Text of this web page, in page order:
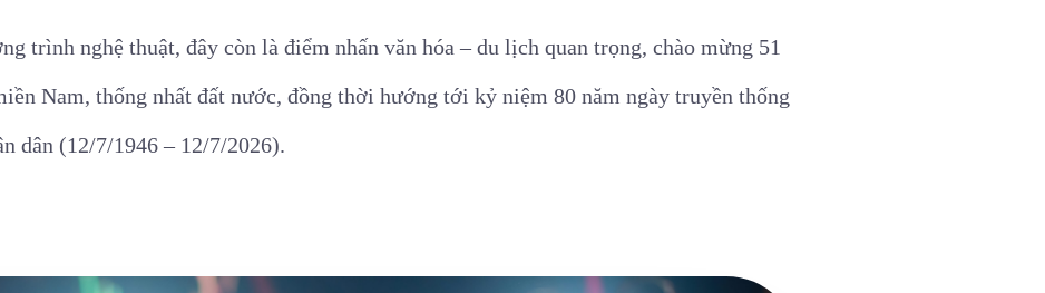
trình nghệ thuật, đây còn là điểm nhấn văn hóa – du lịch quan trọng, chào mừng 51
Nam, thống nhất đất nước, đồng thời hướng tới kỷ niệm 80 năm ngày truyền thống
dân (12/7/1946 – 12/7/2026).